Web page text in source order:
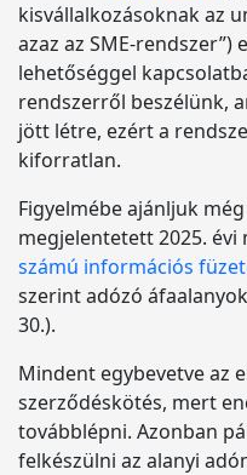
kisvállalkozásoknak az
azaz az SME-
lehetőséggel
rendszerről beszélünk,
jött létre, ezért a
kiforratlan.
Figyelmébe ajánljuk
megjelentetett 2025.
számú információs
szerint adózó
30.).
Mindent egybevetve az
szerződéskötés, mert
továbblépni. Azonban
felkészülni az alanyi